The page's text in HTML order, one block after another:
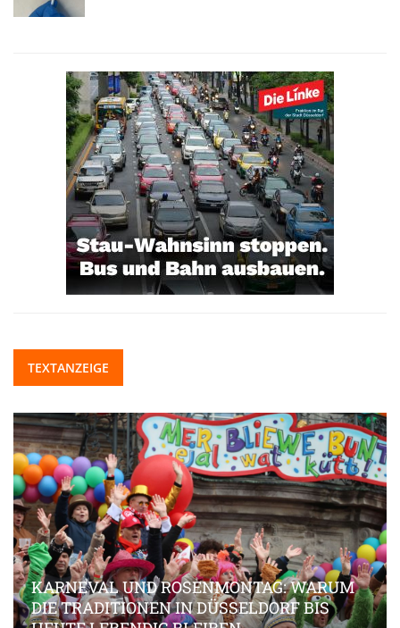
TEXTANZEIGE
KARNEVAL UND ROSENMONTAG: WARUM
DIE TRADITIONEN IN DÜSSELDORF BIS